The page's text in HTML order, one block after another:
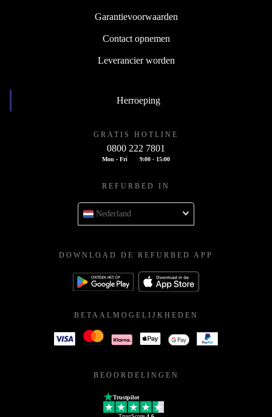
Garantievoorwaarden
Contact opnemen
Leverancier worden
Herroeping
GRATIS HOTLINE
0800 222 7801
Mon - Fri 9:00 - 15:00
REFURBED IN
Nederland
DOWNLOAD DE REFURBED APP
BETAALMOGELIJKHEDEN
BEOORDELINGEN
Trustpilot